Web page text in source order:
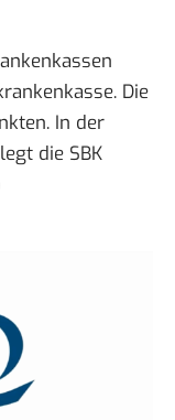
Die
In der
die SBK